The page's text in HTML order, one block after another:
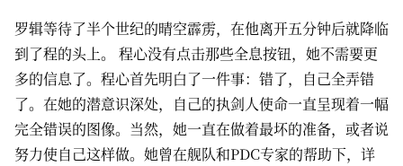
罗辑等待了半个世纪的晴空霹雳，在他离开五分钟后就降临
到了程的头上。 程心没有点击那些全息按钮，她不需要更
多的信息了。程心首先明白了一件事：错了，自己全弄错
了。在她的潜意识深处，自己的执剑人使命一直呈现着一幅
完全错误的图像。当然，她一直在做着最坏的准备，或者说
努力使自己这样做。她曾在舰队和PDC专家的帮助下，详